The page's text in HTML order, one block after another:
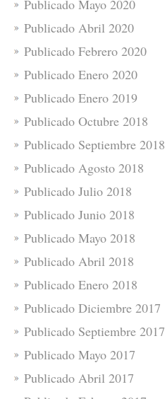
Publicado Mayo 2020
Publicado Abril 2020
Publicado Febrero 2020
Publicado Enero 2020
Publicado Enero 2019
Publicado Octubre 2018
Publicado Septiembre 2018
Publicado Agosto 2018
Publicado Julio 2018
Publicado Junio 2018
Publicado Mayo 2018
Publicado Abril 2018
Publicado Enero 2018
Publicado Diciembre 2017
Publicado Septiembre 2017
Publicado Mayo 2017
Publicado Abril 2017